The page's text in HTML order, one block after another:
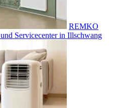
REMKO
Servicecenter in Illschwang